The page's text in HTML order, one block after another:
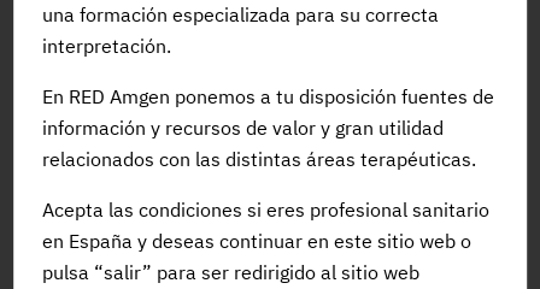
una formación especializada para su correcta
interpretación.
En RED Amgen ponemos a tu disposición fuentes de
información y recursos de valor y gran utilidad
relacionados con las distintas áreas terapéuticas.
Acepta las condiciones si eres profesional sanitario
en España y deseas continuar en este sitio web o
pulsa “salir” para ser redirigido al sitio web
PREVENCIÓN DE LAS FRACTURAS POR FRAGILIDAD